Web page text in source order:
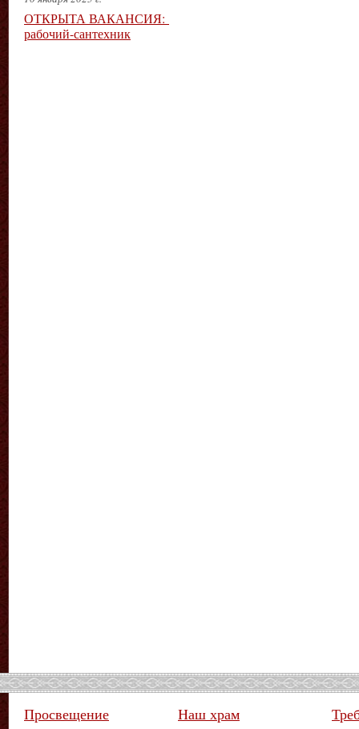
ОТКРЫТА ВАКАНСИЯ:
рабочий-сантехник
Просвещение Наш храм